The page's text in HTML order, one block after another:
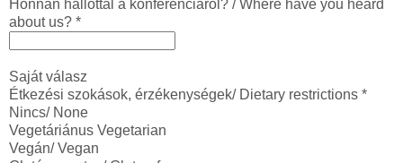
Honnan hallottál a konferenciáról? / Where have you heard
about us? *
Saját válasz
Étkezési szokások, érzékenységek/ Dietary restrictions *
Nincs/ None
Vegetáriánus Vegetarian
Vegán/ Vegan